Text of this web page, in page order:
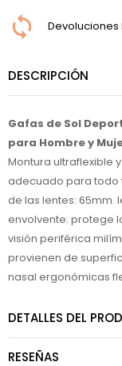
Devoluciones
DESCRIPCIÓN
Gafas de Sol
para Hombre y
Montura ultraflexible
adecuado para todo
de las lentes: 65mm.
envolvente: protege
visión periférica
provienen de
nasal ergonómicas
DETALLES DEL
RESEÑAS